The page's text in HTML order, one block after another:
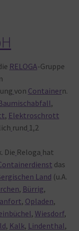
RELOGA-Gruppe
von Containern.
,
, Elektroschrott
rund 1,2
Die Reloga hat
das
Land (u.A.
, Bürrig,
, Opladen,
, Wiesdorf,
, Kalk, Lindenthal,